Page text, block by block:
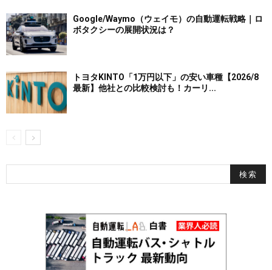
Google/Waymo（ウェイモ）の自動運転戦略｜ロ
ボタクシーの展開状況は？
トヨタKINTO「1万円以下」の安い車種【2026/8
最新】他社との比較検討も！カーリ...